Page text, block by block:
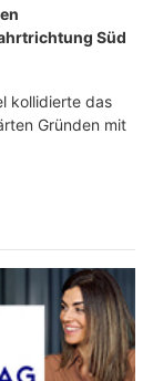
Süd
kollidierte das
Gründen mit